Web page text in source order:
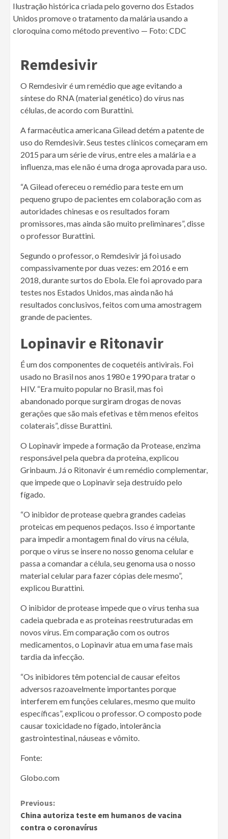
Ilustração histórica criada pelo governo dos Estados
Unidos promove o tratamento da malária usando a
cloroquina como método preventivo — Foto: CDC
Remdesivir
O Remdesivir é um remédio que age evitando a
síntese do RNA (material genético) do vírus nas
células, de acordo com Burattini.
A farmacêutica americana Gilead detém a patente de
uso do Remdesivir. Seus testes clínicos começaram em
2015 para um série de vírus, entre eles a malária e a
influenza, mas ele não é uma droga aprovada para uso.
“A Gilead ofereceu o remédio para teste em um
pequeno grupo de pacientes em colaboração com as
autoridades chinesas e os resultados foram
promissores, mas ainda são muito preliminares”, disse
o professor Burattini.
Segundo o professor, o Remdesivir já foi usado
compassivamente por duas vezes: em 2016 e em
2018, durante surtos do Ebola. Ele foi aprovado para
testes nos Estados Unidos, mas ainda não há
resultados conclusivos, feitos com uma amostragem
grande de pacientes.
Lopinavir e Ritonavir
É um dos componentes de coquetéis antivirais. Foi
usado no Brasil nos anos 1980 e 1990 para tratar o
HIV. “Era muito popular no Brasil, mas foi
abandonado porque surgiram drogas de novas
gerações que são mais efetivas e têm menos efeitos
colaterais”, disse Burattini.
O Lopinavir impede a formação da Protease, enzima
responsável pela quebra da proteína, explicou
Grinbaum. Já o Ritonavir é um remédio complementar,
que impede que o Lopinavir seja destruído pelo
fígado.
“O inibidor de protease quebra grandes cadeias
proteicas em pequenos pedaços. Isso é importante
para impedir a montagem final do vírus na célula,
porque o vírus se insere no nosso genoma celular e
passa a comandar a célula, seu genoma usa o nosso
material celular para fazer cópias dele mesmo”,
explicou Burattini.
O inibidor de protease impede que o vírus tenha sua
cadeia quebrada e as proteínas reestruturadas em
novos vírus. Em comparação com os outros
medicamentos, o Lopinavir atua em uma fase mais
tardia da infecção.
“Os inibidores têm potencial de causar efeitos
adversos razoavelmente importantes porque
interferem em funções celulares, mesmo que muito
específicas”, explicou o professor. O composto pode
causar toxicidade no fígado, intolerância
gastrointestinal, náuseas e vômito.
Fonte:
Globo.com
Continue
Reading
Previous:
China autoriza teste em humanos de vacina
contra o coronavírus